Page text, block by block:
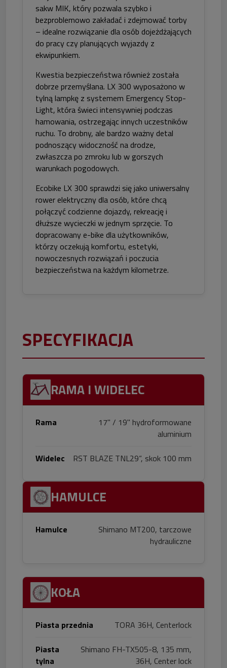
sakw MIK, który pozwala szybko i
bezproblemowo zakładać i zdejmować torby
– idealne rozwiązanie dla osób dojeżdżających
do pracy czy planujących wyjazdy z
ekwipunkiem.
Kwestia bezpieczeństwa również została
dobrze przemyślana. LX 300 wyposażono w
tylną lampkę z systemem Emergency Stop-
Light, która świeci intensywniej podczas
hamowania, ostrzegając innych uczestników
ruchu. To drobny, ale bardzo ważny detal
podnoszący widoczność na drodze,
zwłaszcza po zmroku lub w gorszych
warunkach pogodowych.
Ecobike LX 300 sprawdzi się jako uniwersalny
rower elektryczny dla osób, które chcą
połączyć codzienne dojazdy, rekreację i
dłuższe wycieczki w jednym sprzęcie. To
dopracowany e-bike dla użytkowników,
którzy oczekują komfortu, estetyki,
nowoczesnych rozwiązań i poczucia
bezpieczeństwa na każdym kilometrze.
SPECYFIKACJA
RAMA I WIDELEC
Rama
17" / 19" hydroformowane
aluminium
Widelec
RST BLAZE TNL29“, skok 100 mm
HAMULCE
Hamulce
Shimano MT200, tarczowe
hydrauliczne
KOŁA
Piasta przednia
TORA 36H, Centerlock
Piasta
tylna
Shimano FH-TX505-8, 135 mm,
36H, Center lock